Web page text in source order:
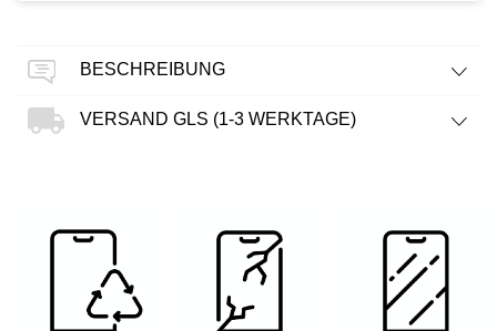
BESCHREIBUNG
VERSAND GLS (1-3 WERKTAGE)